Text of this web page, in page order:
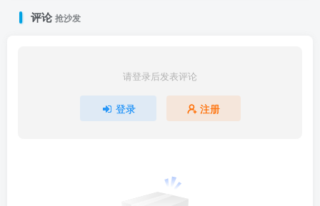
评论抢沙发
请登录后发表评论
登录 注册